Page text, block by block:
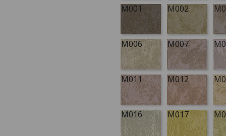
M001 M002
M006 M007
M011 M012
M016 M017